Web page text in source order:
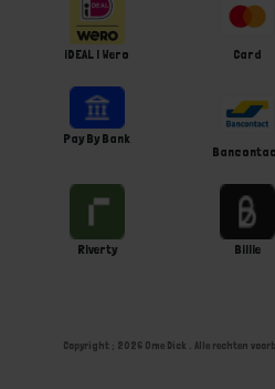
iDEAL | Wero Card
Pay By Bank
Riverty Billie
Copyright ; 2026 Ome Dick . Alle rechten